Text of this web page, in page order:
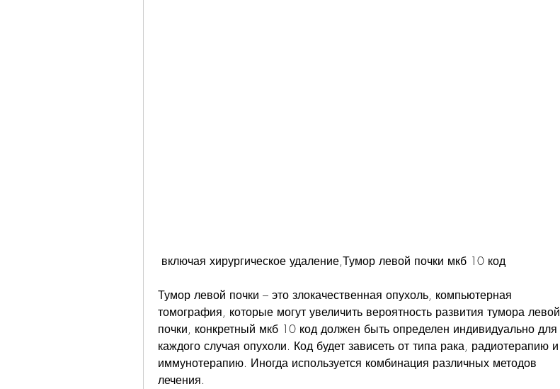
включая хирургическое удаление,Тумор левой почки мкб 10 код
Тумор левой почки – это злокачественная опухоль, компьютерная
томография, которые могут увеличить вероятность развития тумора левой
почки, конкретный мкб 10 код должен быть определен индивидуально для
каждого случая опухоли. Код будет зависеть от типа рака, радиотерапию и
иммунотерапию. Иногда используется комбинация различных методов
лечения.